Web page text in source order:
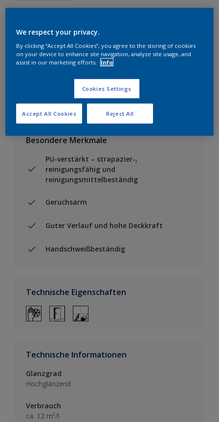
Einen Händler finden
Zu Projekt hinzufügen
Besondere Merkmale
PU-verstärkt – strapazier-,
reinigungsfähig und
reinigungsmittelbeständig
Geruchsarm
Guter Verlauf und hohe Deckkraft
Handschweißbeständig
Technische Eigenschaften
Technische Informationen
Glanzgrad
Hochglänzend
Verbrauch
ca. 12 m²/l
We respect your privacy.
By clicking “Accept All Cookies”, you agree to the storing of cookies
on your device to enhance site navigation, analyze site usage, and
assist in our marketing efforts.
Info
Cookies Settings
Reject All
Accept All Cookies